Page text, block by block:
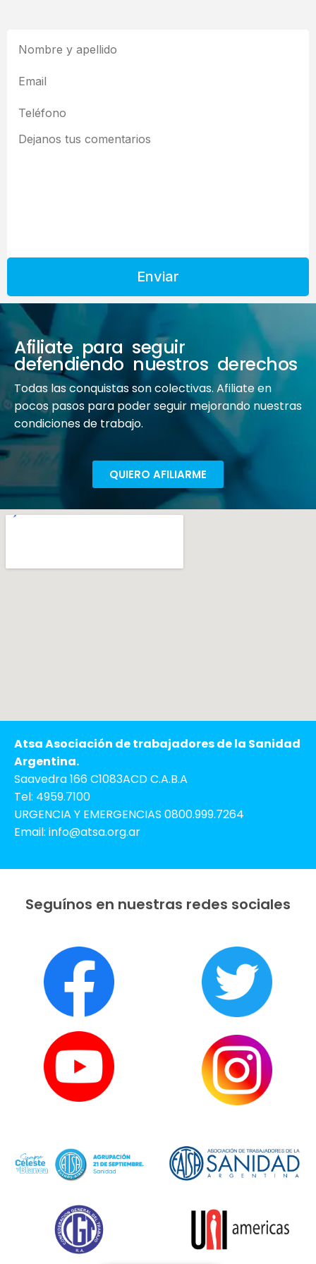
Enviar
Afiliate para seguir
defendiendo nuestros derechos
Todas las conquistas son colectivas. Afiliate en
pocos pasos para poder seguir mejorando nuestras
condiciones de trabajo.
QUIERO AFILIARME
Atsa Asociación de trabajadores de la Sanidad
Argentina.
Saavedra 166 C1083ACD C.A.B.A
Tel: 4959.7100
URGENCIA Y EMERGENCIAS 0800.999.7264
Email: info@atsa.org.ar
Seguínos en nuestras redes sociales